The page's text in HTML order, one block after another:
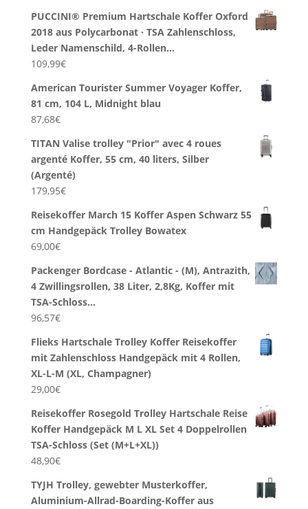
PUCCINI® Premium Hartschale Koffer Oxford
2018 aus Polycarbonat · TSA Zahlenschloss,
Leder Namenschild, 4-Rollen…
109,99€
American Tourister Summer Voyager Koffer,
81 cm, 104 L, Midnight blau
87,68€
TITAN Valise trolley "Prior" avec 4 roues
argenté Koffer, 55 cm, 40 liters, Silber
(Argenté)
179,95€
Reisekoffer March 15 Koffer Aspen Schwarz 55
cm Handgepäck Trolley Bowatex
69,00€
Packenger Bordcase - Atlantic - (M), Antrazith,
4 Zwillingsrollen, 38 Liter, 2,8Kg, Koffer mit
TSA-Schloss…
96,57€
Flieks Hartschale Trolley Koffer Reisekoffer
mit Zahlenschloss Handgepäck mit 4 Rollen,
XL-L-M (XL, Champagner)
29,00€
Reisekoffer Rosegold Trolley Hartschale Reise
Koffer Handgepäck M L XL Set 4 Doppelrollen
TSA-Schloss (Set (M+L+XL))
48,90€
TYJH Trolley, gewebter Musterkoffer,
Aluminium-Allrad-Boarding-Koffer aus